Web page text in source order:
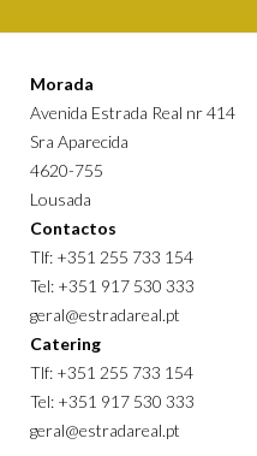
Morada
Avenida Estrada Real nr 414
Sra Aparecida
4620-755
Lousada
Contactos
Tlf: +351 255 733 154
Tel: +351 917 530 333
geral@estradareal.pt
Catering
Tlf: +351 255 733 154
Tel: +351 917 530 333
geral@estradareal.pt